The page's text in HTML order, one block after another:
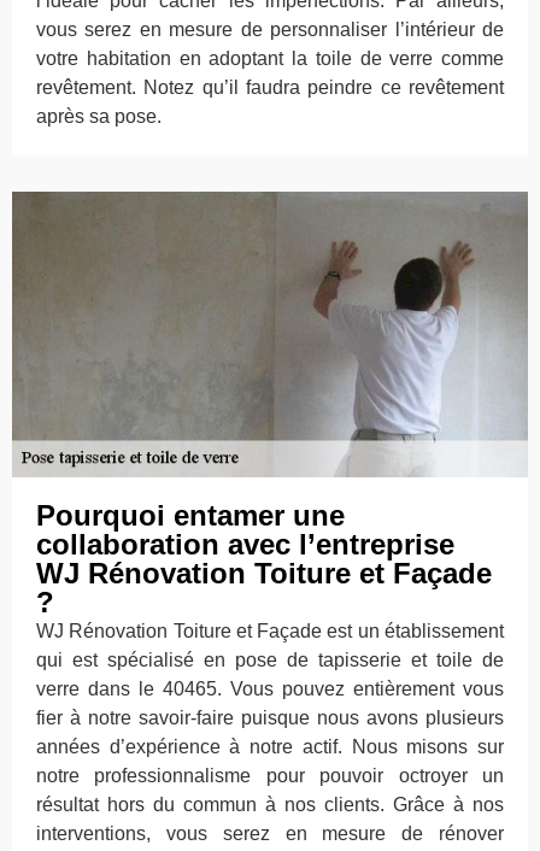
vous serez en mesure de personnaliser l’intérieur de
votre habitation en adoptant la toile de verre comme
revêtement. Notez qu’il faudra peindre ce revêtement
après sa pose.
Pourquoi entamer une
collaboration avec l’entreprise
WJ Rénovation Toiture et Façade
?
WJ Rénovation Toiture et Façade est un établissement
qui est spécialisé en pose de tapisserie et toile de
verre dans le 40465. Vous pouvez entièrement vous
fier à notre savoir-faire puisque nous avons plusieurs
années d’expérience à notre actif. Nous misons sur
notre professionnalisme pour pouvoir octroyer un
résultat hors du commun à nos clients. Grâce à nos
interventions, vous serez en mesure de rénover